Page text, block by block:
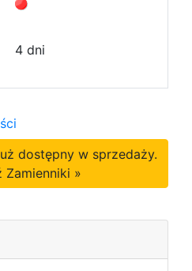
4 dni
dostępny w sprzedaży.
Zamienniki »